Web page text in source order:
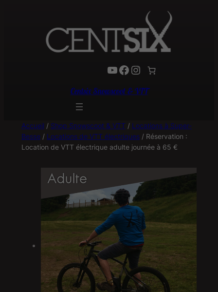
YouTube Facebook Instagram
Centsix Snowscoot & VTT
Accueil / Shop Snowscoot & VTT / Locations à Super-
Besse/ Locations de VTT électriques/ Réservation :
Location de VTT électrique adulte journée à 65 €